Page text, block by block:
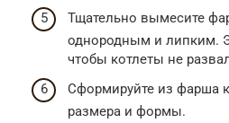
Тщательно вымесите
однородным и липким.
чтобы котлеты не
Сформируйте из фарша
размера и формы.